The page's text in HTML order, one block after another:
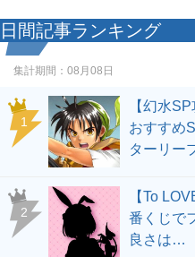
日間記事ランキング
集計期間： 08月08日
1
【幻水
おすすめ
ターリー
2
【To
番くじで
良さは…